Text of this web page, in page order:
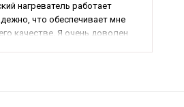
нагреватель работает
что обеспечивает мне
качестве. Я очень доволен